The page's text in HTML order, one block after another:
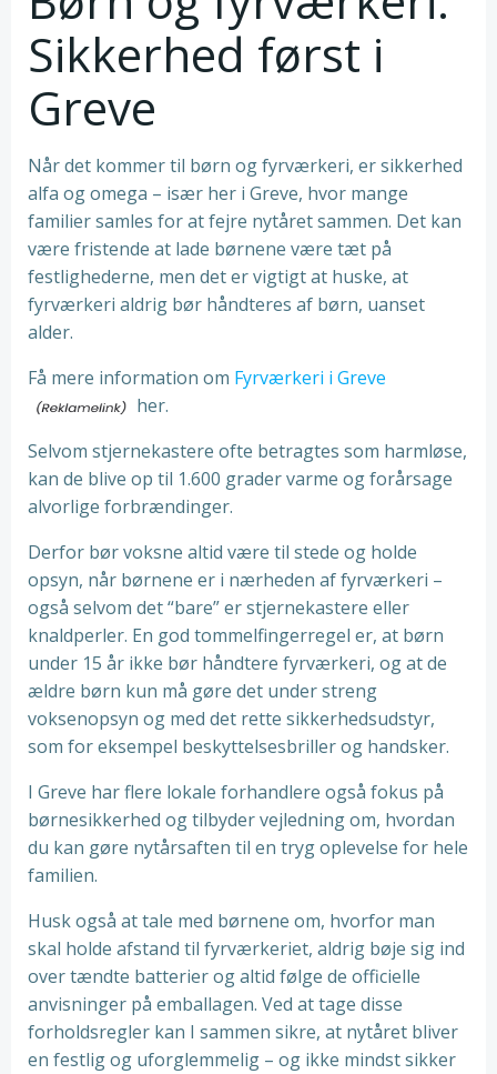
Sikkerhed først i
Greve
Når det kommer til børn og fyrværkeri, er sikkerhed
alfa og omega – især her i Greve, hvor mange
familier samles for at fejre nytåret sammen. Det kan
være fristende at lade børnene være tæt på
festlighederne, men det er vigtigt at huske, at
fyrværkeri aldrig bør håndteres af børn, uanset
alder.
Få mere information om Fyrværkeri i Greve
her.
Selvom stjernekastere ofte betragtes som harmløse,
kan de blive op til 1.600 grader varme og forårsage
alvorlige forbrændinger.
Derfor bør voksne altid være til stede og holde
opsyn, når børnene er i nærheden af fyrværkeri –
også selvom det “bare” er stjernekastere eller
knaldperler. En god tommelfingerregel er, at børn
under 15 år ikke bør håndtere fyrværkeri, og at de
ældre børn kun må gøre det under streng
voksenopsyn og med det rette sikkerhedsudstyr,
som for eksempel beskyttelsesbriller og handsker.
I Greve har flere lokale forhandlere også fokus på
børnesikkerhed og tilbyder vejledning om, hvordan
du kan gøre nytårsaften til en tryg oplevelse for hele
familien.
Husk også at tale med børnene om, hvorfor man
skal holde afstand til fyrværkeriet, aldrig bøje sig ind
over tændte batterier og altid følge de officielle
anvisninger på emballagen. Ved at tage disse
forholdsregler kan I sammen sikre, at nytåret bliver
en festlig og uforglemmelig – og ikke mindst sikker